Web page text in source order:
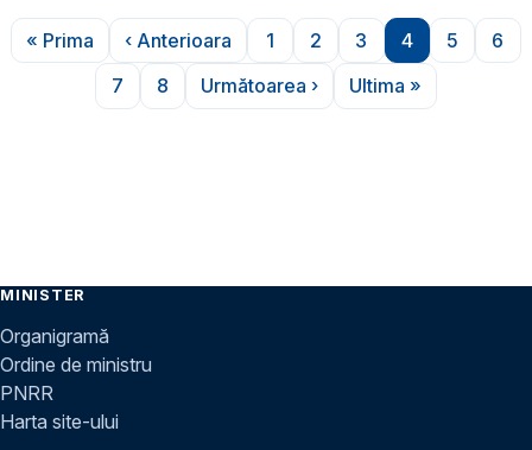
Paginare
Prima pagină
« Prima
Pagina anterioară
‹ Anterioara
Pagina
1
Pagina
2
Pagina
3
Pagina
4
Pagina
5 6
Pagina
7
Pagina
8
Pagina următoare
Următoarea ›
Ultima pagină
Ultima »
MINISTER
Organigramă
Ordine de ministru
PNRR
Harta site-ului